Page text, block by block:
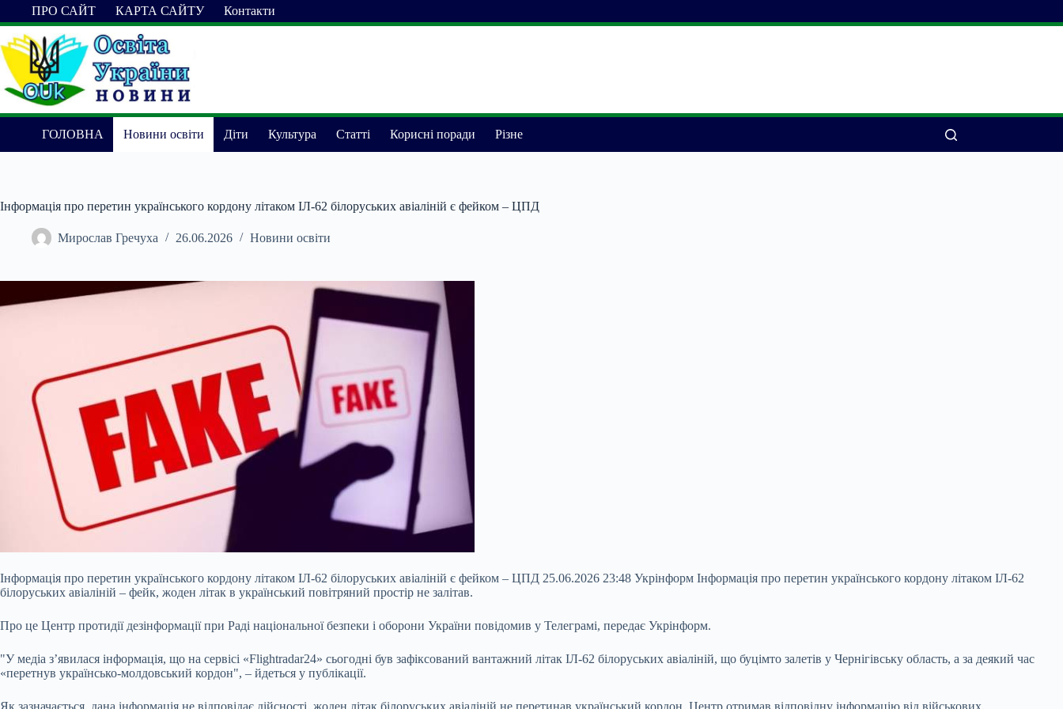
Перейти
до
вмісту
ПРО САЙТ КАРТА САЙТУ Контакти
ГОЛОВНА Новини освіти Діти Культура Статті Корисні поради Різне
Інформація про перетин українського кордону літаком ІЛ-62 білоруських авіаліній є фейком – ЦПД
Мирослав Гречуха 26.06.2026 Новини освіти
Інформація про перетин українського кордону літаком ІЛ-62 білоруських авіаліній є фейком – ЦПД 25.06.2026 23:48 Укрінформ Інформація про перетин українського кордону літаком ІЛ-62
білоруських авіаліній – фейк, жоден літак в український повітряний простір не залітав.
Про це Центр протидії дезінформації при Раді національної безпеки і оборони України повідомив у Телеграмі, передає Укрінформ.
"У медіа зʼявилася інформація, що на сервісі «Flightradar24» сьогодні був зафіксований вантажний літак ІЛ-62 білоруських авіаліній, що буцімто залетів у Чернігівську область, а за деякий час
«перетнув українсько-молдовський кордон", – йдеться у публікації.
Як зазначається, дана інформація не відповідає дійсності, жоден літак білоруських авіаліній не перетинав український кордон. Центр отримав відповідну інформацію від військових.